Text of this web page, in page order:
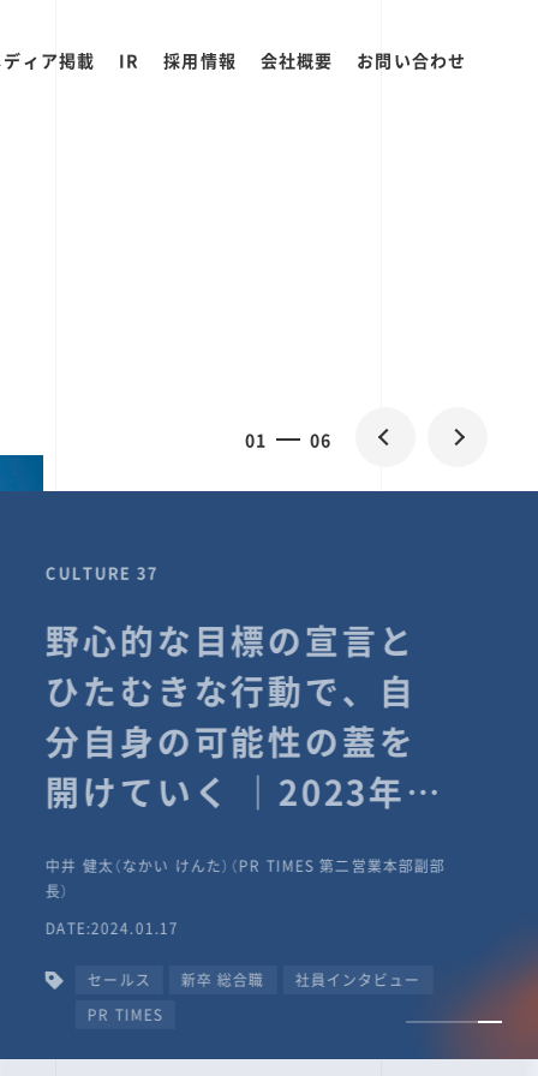
ィア掲載 IR 採用情報 会社概要 お問い合わせ
01 06
CULTURE 37
野心的な目標の宣言と
ひたむきな行動で、自
分自身の可能性の蓋を
開けていく ｜2023年度
タビュー #PR
TIMESな人たち
中井 健太（なかい けんた）（PR TIMES 第二営業本部副部
長）
DATE:2024.01.17
セールス 新卒 総合職
社員インタビュー
PR TIMES